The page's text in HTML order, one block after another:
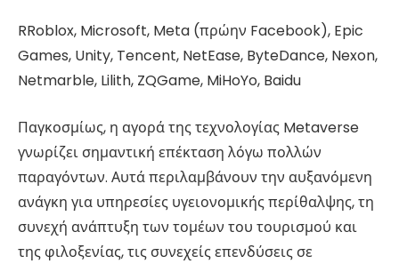
RRoblox, Microsoft, Meta (πρώην Facebook), Epic
Games, Unity, Tencent, NetEase, ByteDance, Nexon,
Netmarble, Lilith, ZQGame, MiHoYo, Baidu
Παγκοσμίως, η αγορά της τεχνολογίας Metaverse
γνωρίζει σημαντική επέκταση λόγω πολλών
παραγόντων. Αυτά περιλαμβάνουν την αυξανόμενη
ανάγκη για υπηρεσίες υγειονομικής περίθαλψης, τη
συνεχή ανάπτυξη των τομέων του τουρισμού και
της φιλοξενίας, τις συνεχείς επενδύσεις σε